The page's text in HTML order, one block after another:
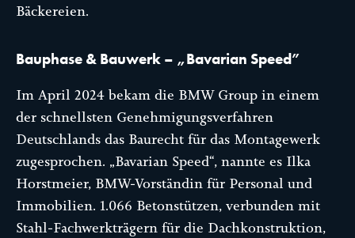
Bäckereien.
Bauphase & Bauwerk – „Bavarian Speed”
Im April 2024 bekam die BMW Group in einem
der schnellsten Genehmigungsverfahren
Deutschlands das Baurecht für das Montagewerk
zugesprochen. „Bavarian Speed“, nannte es Ilka
Horstmeier, BMW-Vorständin für Personal und
Immobilien. 1.066 Betonstützen, verbunden mit
Stahl-Fachwerkträgern für die Dachkonstruktion,